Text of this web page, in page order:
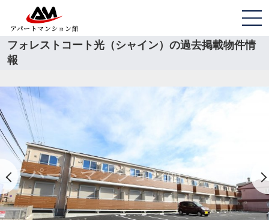
フォレストコート光（シャイン）の過去掲載物件情
報